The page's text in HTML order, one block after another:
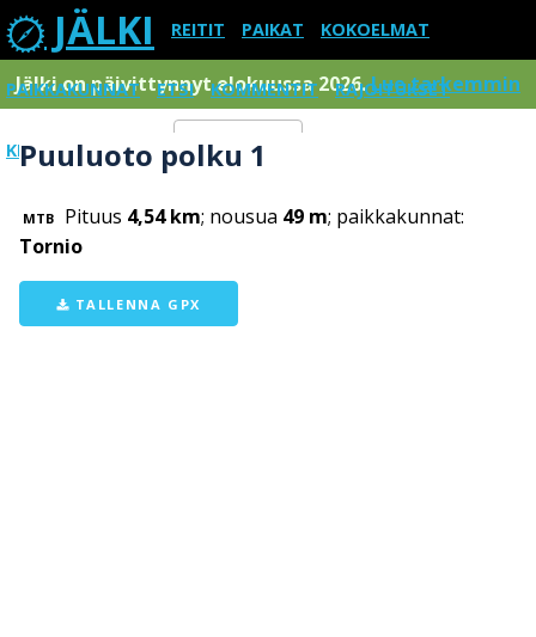
JÄLKI REITIT PAIKAT KOKOELMAT
PAIKKAKUNNAT ETSI KOMMENTIT RAJOITUKSET
KIRJAUDU SISÄÄN Menu
Jälki on päivittynnyt elokuussa 2026.Lue tarkemmin
Puuluoto polku 1
MTB Pituus 4,54 km; nousua 49 m; paikkakunnat:
Tornio
TALLENNA GPX